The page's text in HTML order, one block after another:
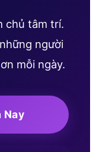
chủ tâm trí.
người
mỗi ngày.
Nay